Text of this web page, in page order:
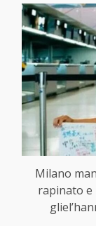
Milano
rapinato e